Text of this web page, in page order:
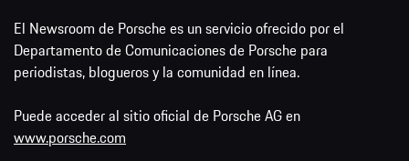
El Newsroom de Porsche es un servicio ofrecido por el
Departamento de Comunicaciones de Porsche para
periodistas, blogueros y la comunidad en línea.
Puede acceder al sitio oficial de Porsche AG en
www.porsche.com